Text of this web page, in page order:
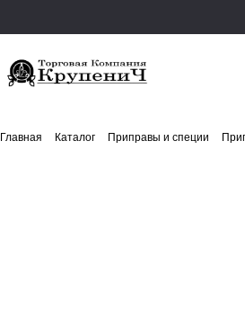
Главная Каталог Приправы и специи